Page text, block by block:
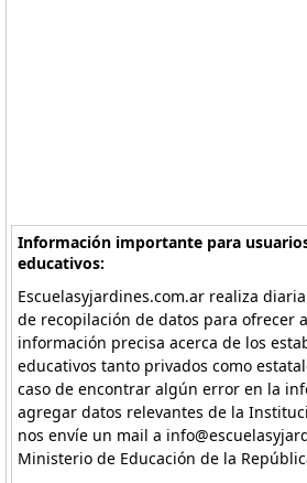
Información importante para
educativos:
Escuelasyjardines.com.ar realiza
de recopilación de datos para ofrecer
información precisa acerca de los
educativos tanto privados como
caso de encontrar algún error en la
agregar datos relevantes de la
nos envíe un mail a
Ministerio de Educación de la